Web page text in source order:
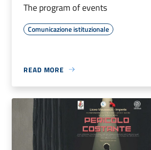
The program of events
Comunicazione istituzionale
READ MORE